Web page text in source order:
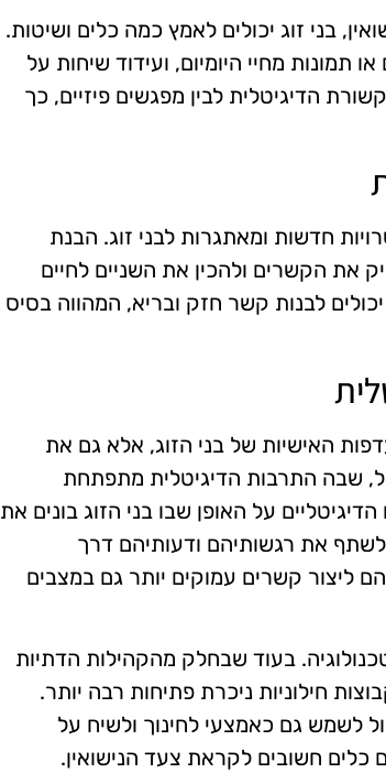
בני זוג יכולים לאמץ כמה כלים ושיטות.
תמונות מחיי היומיום, ועידוד שיחות על
הדיגיטלית לבין מפגשים פיזיים, כך
חדשות ומאתגרות לבני זוג. הבנת
את הקשרים ולהכין את השניים לחיים
יכולים לבנות קשר חזק ובריא, המהווה בסיס
האישיות של בני הזוג, אלא גם את
שבה התרבות הדיגיטלית מתפתחת
על האופן שבו בני הזוג בונים את
לשתף את רגשותיהם ודעותיהם דרך
ליצור קשרים עמוקים יותר גם במצבים
בעוד שבחלק מהקהילות הדתיות
חילוניות ניכרת פתיחות רבה יותר.
לשמש גם כאמצעי לחינוך ולשיח על
חשובים לקראת צעד הנישואין.